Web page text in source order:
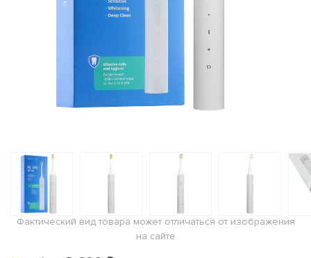
Фактический вид товара может отличаться от изображения
на сайте